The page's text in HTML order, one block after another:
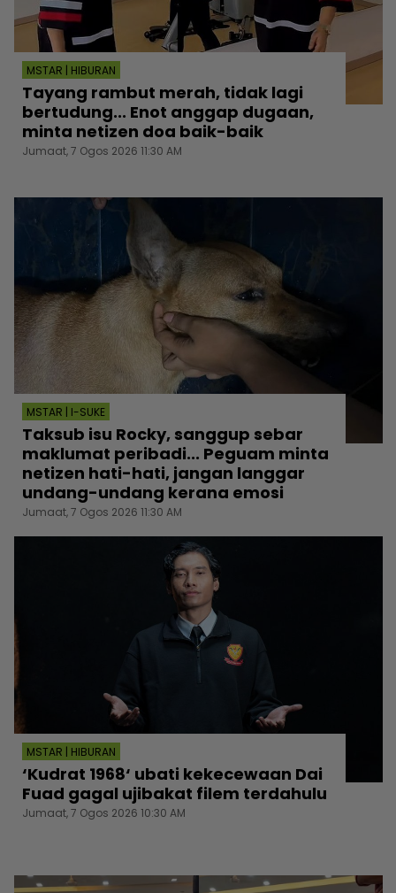
MSTAR | HIBURAN
Tayang rambut merah, tidak lagi
bertudung... Enot anggap dugaan,
minta netizen doa baik-baik
Jumaat, 7 Ogos 2026 11:30 AM
MSTAR | I-SUKE
Taksub isu Rocky, sanggup sebar
maklumat peribadi... Peguam minta
netizen hati-hati, jangan langgar
undang-undang kerana emosi
Jumaat, 7 Ogos 2026 11:30 AM
MSTAR | HIBURAN
‘Kudrat 1968‘ ubati kekecewaan Dai
Fuad gagal ujibakat filem terdahulu
Jumaat, 7 Ogos 2026 10:30 AM